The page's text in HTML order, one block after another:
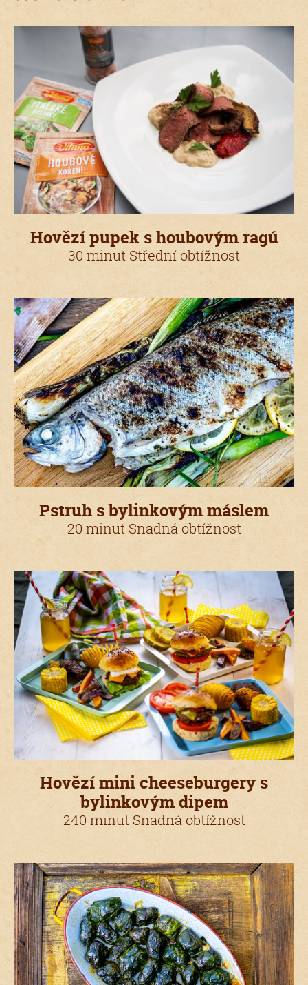
Hovězí pupek s houbovým ragú
30 minut Střední obtížnost
Pstruh s bylinkovým máslem
20 minut Snadná obtížnost
Hovězí mini cheeseburgery s
bylinkovým dipem
240 minut Snadná obtížnost